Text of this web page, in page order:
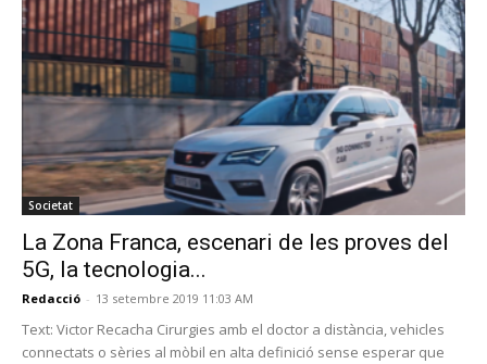
Societat
La Zona Franca, escenari de les proves del
5G, la tecnologia...
Redacció - 13 setembre 2019 11:03 AM
Text: Victor Recacha Cirurgies amb el doctor a distància, vehicles
connectats o sèries al mòbil en alta definició sense esperar que